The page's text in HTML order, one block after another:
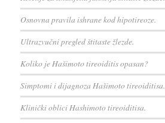
Osnovna pravila ishrane kod hipotireoze.
Ultrazvučni pregled štitaste žlezde.
Koliko je Hašimoto tireoiditis opasan?
Simptomi i dijagnoza Hašimoto tireoiditisa.
Klinički oblici Hashimoto tireoiditisa.